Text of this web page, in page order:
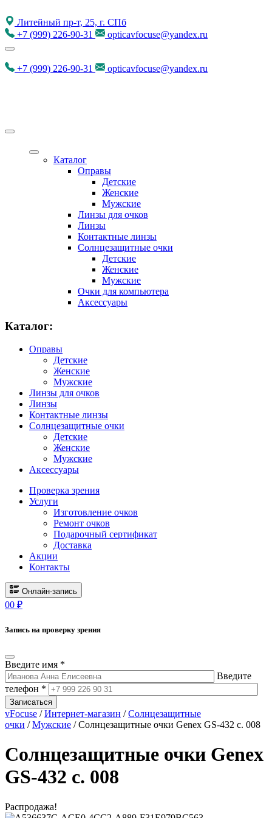
Литейный пр-т, 25, г. СПб
+7 (999) 226-90-31 opticavfocuse@yandex.ru
+7 (999) 226-90-31 opticavfocuse@yandex.ru
Каталог
Оправы
Детские
Женские
Мужские
Линзы для очков
Линзы
Контактные линзы
Солнцезащитные очки
Детские
Женские
Мужские
Очки для компьютера
Аксессуары
Каталог:
Оправы
Детские
Женские
Мужские
Линзы для очков
Линзы
Контактные линзы
Солнцезащитные очки
Детские
Женские
Мужские
Аксессуары
Проверка зрения
Услуги
Изготовление очков
Ремонт очков
Подарочный сертификат
Доставка
Акции
Контакты
Онлайн-запись
00 ₽
Запись на проверку зрения
Введите имя *
Введите
телефон *
Записаться
vFocuse /Интернет-магазин /Солнцезащитные
очки /Мужские / Солнцезащитные очки Genex GS-432 c. 008
Солнцезащитные очки Genex
GS-432 c. 008
Распродажа!